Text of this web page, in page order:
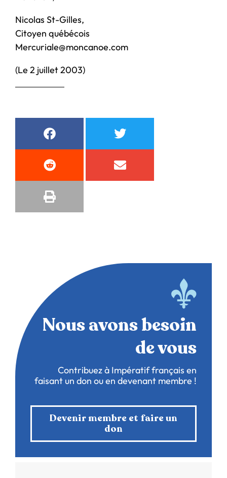
Nicolas St-Gilles,
Citoyen québécois
Mercuriale@moncanoe.com
(Le 2 juillet 2003)
Nous avons besoin
de vous
Contribuez à Impératif français en
faisant un don ou en devenant membre !
Devenir membre et faire un
don